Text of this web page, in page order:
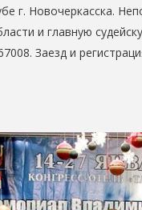
г. Новочеркасска.
и главную
Заезд и